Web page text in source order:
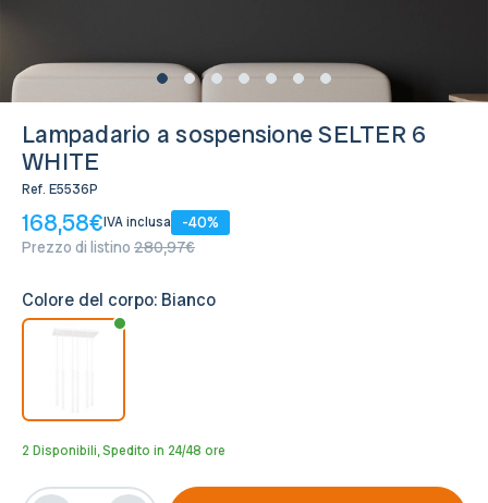
Lampadario a sospensione SELTER 6
WHITE
Ref. E5536P
168,58€IVA inclusa
-40%
Prezzo di listino 280,97€
Colore del corpo: Bianco
2 Disponibili, Spedito in 24/48 ore